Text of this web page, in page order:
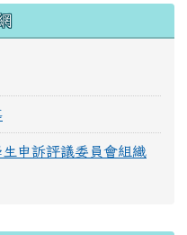
申訴評議委員會組織